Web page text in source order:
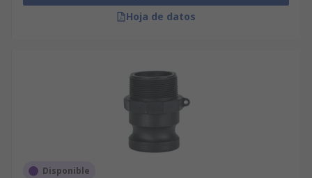
Hoja de datos
Disponible